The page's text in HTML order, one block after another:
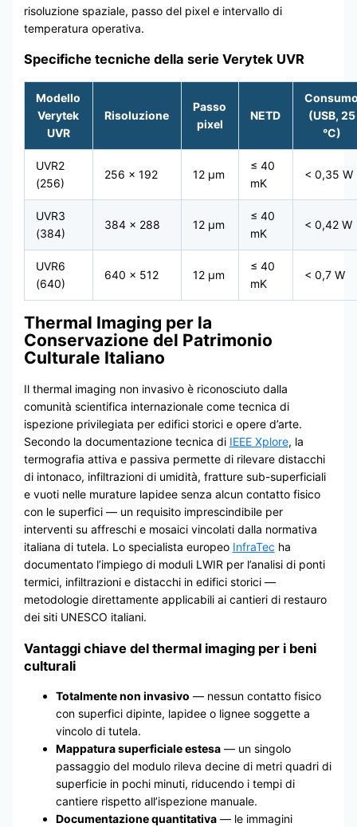
risoluzione spaziale, passo del pixel e intervallo di
temperatura operativa.
Specifiche tecniche della serie Verytek UVR
Modello
Verytek
UVR
Risoluzione
Passo
pixel
NETD
(USB, 25
°C)
UVR2
(256)
256 × 192 12 μm
≤ 40
mK
< 0,35 W
UVR3
(384)
384 × 288 12 μm
≤ 40
mK
< 0,42 W
UVR6
(640)
640 × 512 12 μm
≤ 40
mK
< 0,7 W
Thermal Imaging per la
Conservazione del Patrimonio
Culturale Italiano
Il thermal imaging non invasivo è riconosciuto dalla
comunità scientifica internazionale come tecnica di
ispezione privilegiata per edifici storici e opere d’arte.
Secondo la documentazione tecnica di IEEE Xplore, la
termografia attiva e passiva permette di rilevare distacchi
di intonaco, infiltrazioni di umidità, fratture sub-superficiali
e vuoti nelle murature lapidee senza alcun contatto fisico
con le superfici — un requisito imprescindibile per
interventi su affreschi e mosaici vincolati dalla normativa
italiana di tutela. Lo specialista europeo InfraTec ha
documentato l’impiego di moduli LWIR per l’analisi di ponti
termici, infiltrazioni e distacchi in edifici storici —
metodologie direttamente applicabili ai cantieri di restauro
dei siti UNESCO italiani.
Vantaggi chiave del thermal imaging per i beni
culturali
Totalmente non invasivo — nessun contatto fisico
con superfici dipinte, lapidee o lignee soggette a
vincolo di tutela.
Mappatura superficiale estesa— un singolo
passaggio del modulo rileva decine di metri quadri di
superficie in pochi minuti, riducendo i tempi di
cantiere rispetto all’ispezione manuale.
Documentazione quantitativa— le immagini